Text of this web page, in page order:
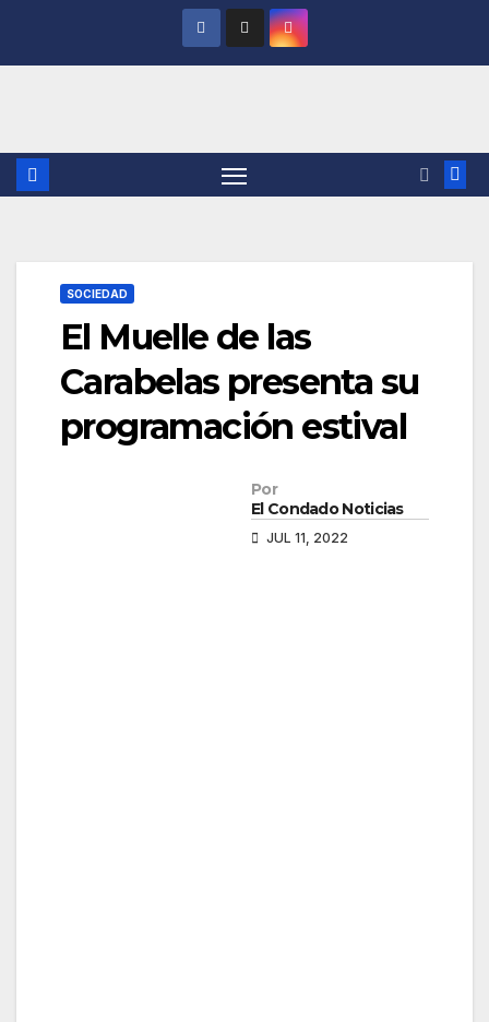
SOCIEDAD
El Muelle de las
Carabelas presenta su
programación estival
Por
El Condado Noticias
JUL 11, 2022